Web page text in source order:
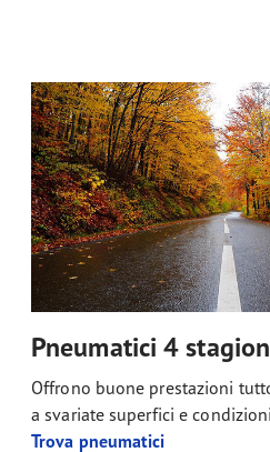
Pneumatici 4
Offrono buone prestazioni
a svariate superfici e
Trova pneumatici